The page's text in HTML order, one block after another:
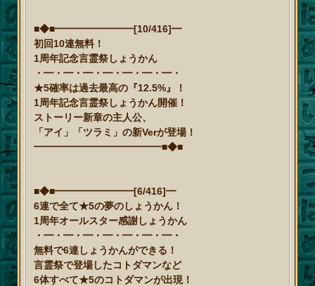
■◆■━━━━━━━━[10/416]━
初回10連無料！
1周年記念言霊祭しょうかん
・━・━・━・━・━・━・━・
★5確率は過去最高の『12.5%』！
1周年記念言霊祭しょうかん開催！
ストーリー新章の主人公、
「アイ」「ツラミ」の新Verが登場！
━━━━━━━━━━━━━■◆■
■◆■━━━━━━━━[6/416]━
6連で全て★5の夢のしょうかん！
1周年オールスター感謝しょうかん
・━・━・━・━・━・━・━・
無料で6連しょうかんができる！
言霊祭で登場したコトダマンなど
6体すべて★5のコトダマンが出現！